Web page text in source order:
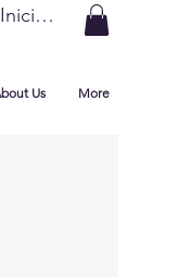
Iniciar sesión
Us More